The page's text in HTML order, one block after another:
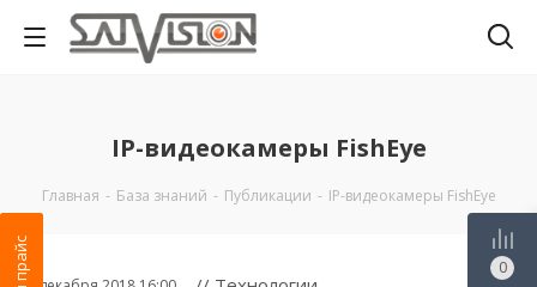
IP-видеокамеры FishEye
Главная - База знаний - Публикации - IP-видеокамеры FishEye
0